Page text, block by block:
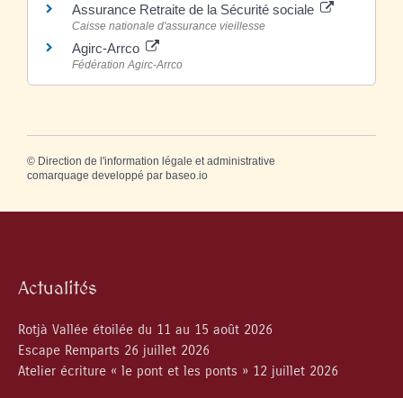
Assurance Retraite de la Sécurité sociale
Caisse nationale d'assurance vieillesse
Agirc-Arrco
Fédération Agirc-Arrco
© Direction de l'information légale et administrative
comarquage developpé par baseo.io
Actualités
Rotjà Vallée étoilée du 11 au 15 août 2026
Escape Remparts 26 juillet 2026
Atelier écriture « le pont et les ponts » 12 juillet 2026